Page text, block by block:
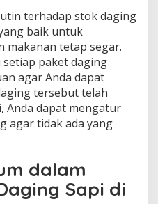
terhadap stok daging
baik untuk
makanan tetap segar.
paket daging
agar Anda dapat
tersebut telah
Anda dapat mengatur
agar tidak ada yang
dalam
Sapi di